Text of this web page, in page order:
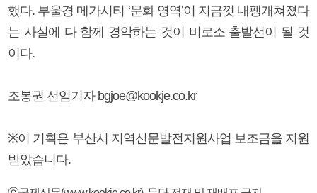
했다. 부울경 메가시티 ‘문화 영역’이 지금껏 내팽개쳐졌다
는 사실에 다 함께 경악하는 것이 비로소 출발선이 될 것
이다.
조봉권 선임기자 bgjoe@kookje.co.kr
※이 기획은 부산시 지역신문발전지원사업 보조금을 지원
받았습니다.